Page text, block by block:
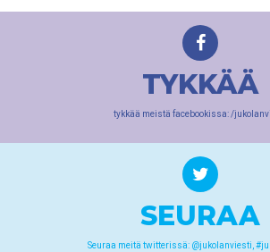
TYKKÄÄ
tykkää meistä facebookissa: /
SEURAA
Seuraa meitä twitterissä: @jukolanviesti,